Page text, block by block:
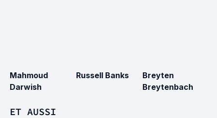
Mahmoud
Darwish
Russell Banks
Breyten
Breytenbach
ET AUSSI